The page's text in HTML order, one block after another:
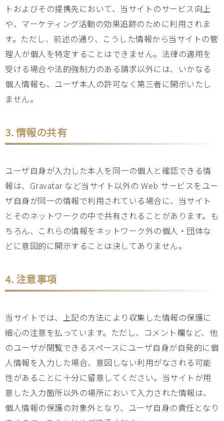
トおよびその提携先において、当サイトのサービス向上
や、マーケティング活動の効果追跡のために利用されま
す。ただし、前述の通り、こうした情報から当サイトの管
理人が個人を特定することはできません。法律の適用を
受ける場合や法的強制力のある請求以外には、いかなる
個人情報も、ユーザ本人の許可なく第三者に開示いたし
ません。
3. 情報の共有
ユーザ自身が入力した本人を同一の個人と確認できる情
報は、Gravatar など当サイト以外の Web サービスをユー
ザ自身が同一の情報で利用されている場合に、当サイト
とそのネットワークの中で共有されることがあります。も
ちろん、これらの情報をネットワーク外の個人・団体な
どに意図的に開示することは決してありません。
4. 注意事項
当サイトでは、上記の方法により収集した情報の保護に
細心の注意を払っています。ただし、コメント欄など、他
のユーザが閲覧できるスペースにユーザ自身が自発的に個
人情報を入力した場合、意図しない利用がなされる可能
性があることに十分に留意してください。当サイトが用
意した入力箇所以外の場所において入力された情報は、
個人情報の保護の対象外となり、ユーザ自身の責任となり